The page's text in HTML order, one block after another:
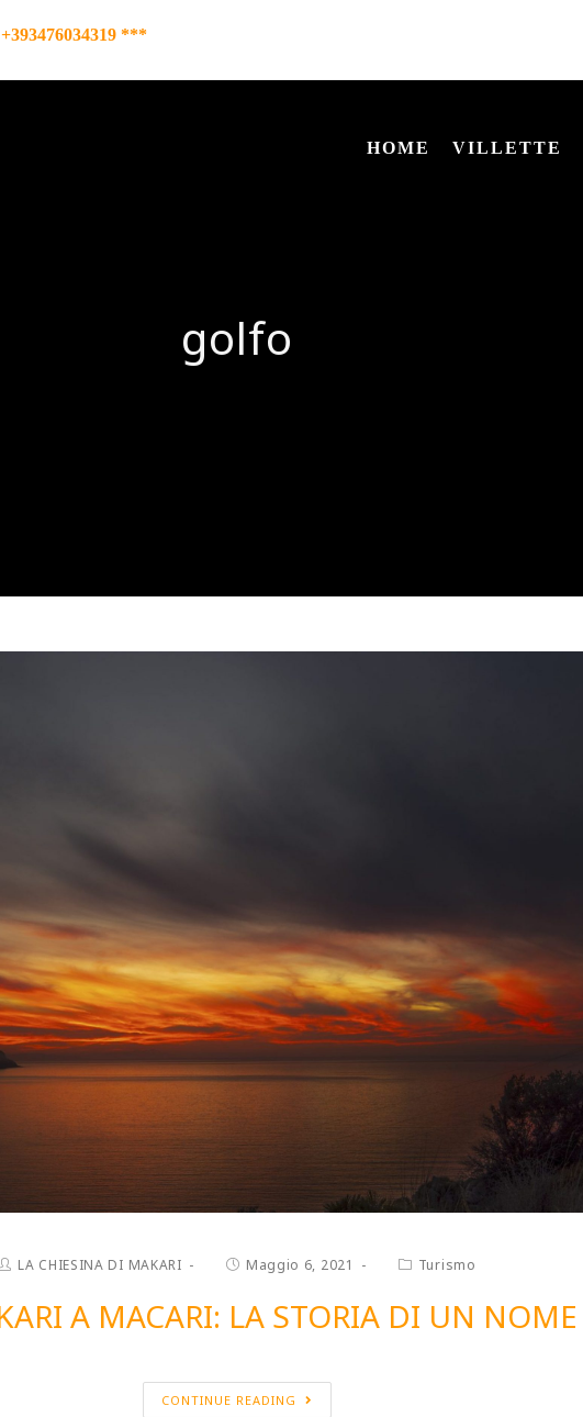
***
HOME VILLETTE
golfo
LA CHIESINA DI MAKARI Maggio 6, 2021 Turismo
A MACARI: LA STORIA DI UN NOME
CONTINUE READING